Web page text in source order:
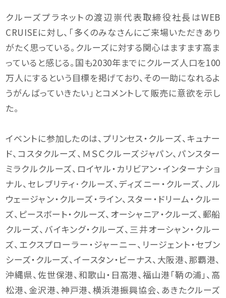
クルーズプラネットの渡辺崇代表取締役社長はWEB
CRUISEに対し、「多くのみなさんにご来場いただきあり
がたく思っている。クルーズに対する関心はますます高ま
っていると感じる。国も2030年までにクルーズ人口を100
万人にするという目標を掲げており、その一助になれるよ
うがんばっていきたい」とコメントして販売に意欲を示し
た。
イベントに参加したのは、プリンセス・クルーズ、キュナー
ド、コスタクルーズ、ＭＳＣクルーズジャパン、パンスター
ミラクルクルーズ、ロイヤル・カリビアン・インターナショ
ナル、セレブリティ･クルーズ、ディズニー・クルーズ、ノル
ウェージャン・クルーズ・ライン、スター・ドリーム・クルー
ズ、ピースボート・クルーズ、オーシャニア・クルーズ、郵船
クルーズ、バイキング・クルーズ、三井オーシャン・クルー
ズ、エクスプローラー・ジャーニー、リージェント・セブン
シーズ・クルーズ、イースタン・ビーナス、大阪港、那覇港、
沖縄県、佐世保港、和歌山・日高港、福山港「鞆の浦」、高
松港、金沢港、神戸港、横浜港振興協会、あきたクルーズ